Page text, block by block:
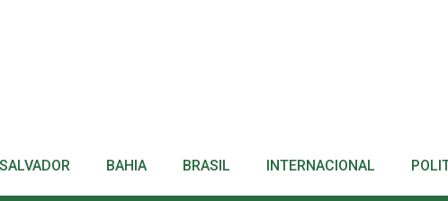
SALVADOR BAHIA BRASIL INTERNACIONAL